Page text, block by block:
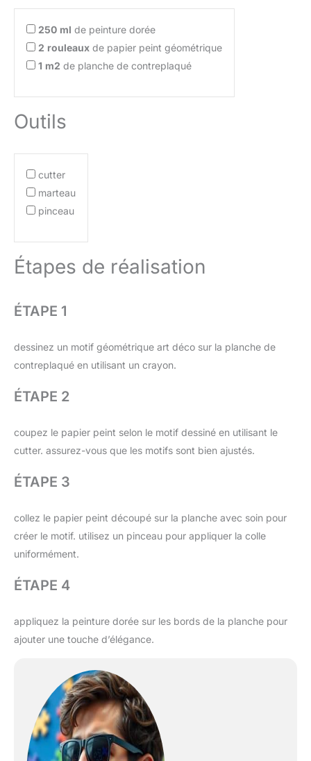
250 ml de peinture dorée
2 rouleaux de papier peint géométrique
1 m2 de planche de contreplaqué
Outils
cutter
marteau
pinceau
Étapes de réalisation
ÉTAPE 1
dessinez un motif géométrique art déco sur la planche de
contreplaqué en utilisant un crayon.
ÉTAPE 2
coupez le papier peint selon le motif dessiné en utilisant le
cutter. assurez-vous que les motifs sont bien ajustés.
ÉTAPE 3
collez le papier peint découpé sur la planche avec soin pour
créer le motif. utilisez un pinceau pour appliquer la colle
uniformément.
ÉTAPE 4
appliquez la peinture dorée sur les bords de la planche pour
ajouter une touche d’élégance.